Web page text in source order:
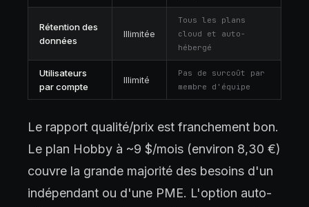
Rétention des
données
Illimitée
Tous les plans
cloud et auto-
hébergé
Utilisateurs
par compte
Illimité
Pas de surcoût par
membre d'équipe
Le rapport qualité/prix est franchement bon.
Le plan Hobby à ~9 $/mois (environ 8,30 €)
couvre la grande majorité des besoins d'un
indépendant ou d'une PME. L'option auto-